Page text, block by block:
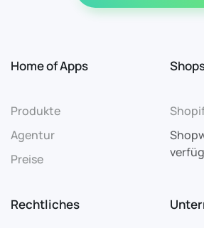
Home of Apps
Produkte
Agentur
Preise
Rechtliches